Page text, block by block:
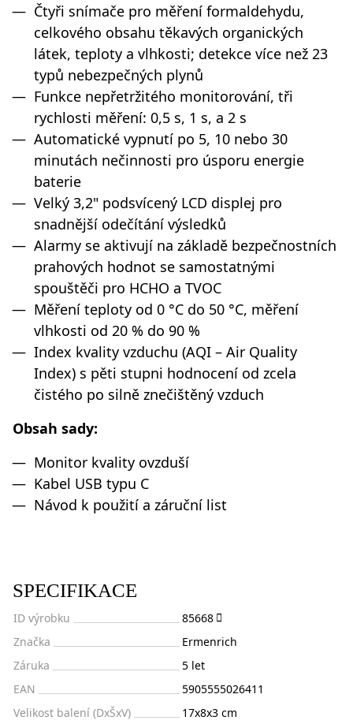
Čtyři snímače pro měření formaldehydu,
celkového obsahu těkavých organických
látek, teploty a vlhkosti; detekce více než 23
typů nebezpečných plynů
Funkce nepřetržitého monitorování, tři
rychlosti měření: 0,5 s, 1 s, a 2 s
Automatické vypnutí po 5, 10 nebo 30
minutách nečinnosti pro úsporu energie
baterie
Velký 3,2" podsvícený LCD displej pro
snadnější odečítání výsledků
Alarmy se aktivují na základě bezpečnostních
prahových hodnot se samostatnými
spouštěči pro HCHO a TVOC
Měření teploty od 0 °C do 50 °C, měření
vlhkosti od 20 % do 90 %
Index kvality vzduchu (AQI – Air Quality
Index) s pěti stupni hodnocení od zcela
čistého po silně znečištěný vzduch
Obsah sady:
Monitor kvality ovzduší
Kabel USB typu C
Návod k použití a záruční list
SPECIFIKACE
ID výrobku
85668
Značka
Ermenrich
Záruka
5 let
EAN
5905555026411
Velikost balení (DxŠxV)
17x8x3 cm